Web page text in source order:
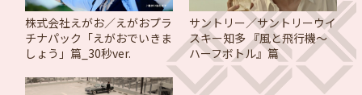
株式会社えがお／えがおプラ
チナパック「えがおでいきま
しょう」篇_30秒ver.
サントリー／サントリーウイ
スキー知多 『風と飛行機～
ハーフボトル』篇